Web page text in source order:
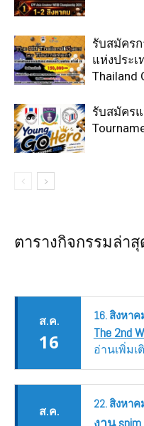
รับสมัคร
แห่งประเ
Thailand
รับสมัครแ
ตารางกิจกรรมล่าสุ
ส.ค.
16
16.สิงหาค
The 2nd
อ่านเพิ่มเ
ส.ค. 22.สิงหาค
งาน spim